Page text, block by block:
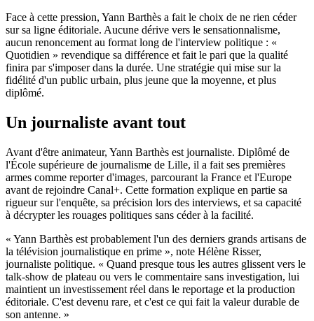
Face à cette pression, Yann Barthès a fait le choix de ne rien céder
sur sa ligne éditoriale. Aucune dérive vers le sensationnalisme,
aucun renoncement au format long de l'interview politique : «
Quotidien » revendique sa différence et fait le pari que la qualité
finira par s'imposer dans la durée. Une stratégie qui mise sur la
fidélité d'un public urbain, plus jeune que la moyenne, et plus
diplômé.
Un journaliste avant tout
Avant d'être animateur, Yann Barthès est journaliste. Diplômé de
l'École supérieure de journalisme de Lille, il a fait ses premières
armes comme reporter d'images, parcourant la France et l'Europe
avant de rejoindre Canal+. Cette formation explique en partie sa
rigueur sur l'enquête, sa précision lors des interviews, et sa capacité
à décrypter les rouages politiques sans céder à la facilité.
« Yann Barthès est probablement l'un des derniers grands artisans de
la télévision journalistique en prime », note Hélène Risser,
journaliste politique. « Quand presque tous les autres glissent vers le
talk-show de plateau ou vers le commentaire sans investigation, lui
maintient un investissement réel dans le reportage et la production
éditoriale. C'est devenu rare, et c'est ce qui fait la valeur durable de
son antenne. »